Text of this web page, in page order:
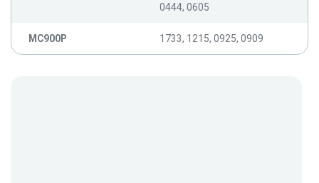
0444, 0605
MC900P 1733, 1215, 0925, 0909